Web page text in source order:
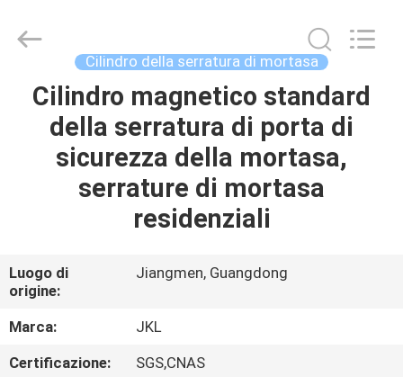
CASA
PRODOTTI
GIRO
DELLA
FABBRICA
Products
Co.,Ltd.
Developed
Cilindro della serratura di mortasa
Cilindro magnetico standard
della serratura di porta di
sicurezza della mortasa,
serrature di mortasa
residenziali
Luogo di
origine:
Jiangmen, Guangdong
Marca:
JKL
Certificazione:
SGS,CNAS